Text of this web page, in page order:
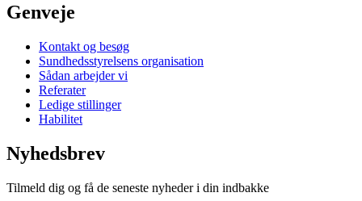
Genveje
Kontakt og besøg
Sundhedsstyrelsens organisation
Sådan arbejder vi
Referater
Ledige stillinger
Habilitet
Nyhedsbrev
Tilmeld dig og få de seneste nyheder i din indbakke